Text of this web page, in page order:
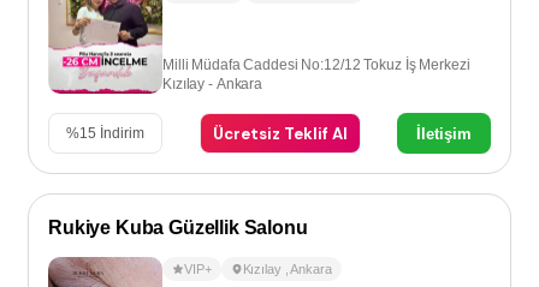
Milli Müdafa Caddesi No:12/12 Tokuz İş Merkezi
Kızılay - Ankara
%15 İndirim Ücretsiz Teklif Al İletişim
Rukiye Kuba Güzellik Salonu
VIP+ Kızılay ,Ankara